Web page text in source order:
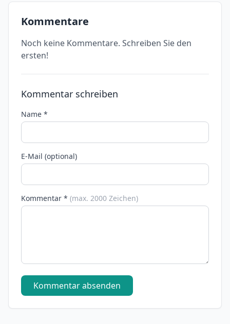
Kommentare
Noch keine Kommentare. Schreiben Sie den
ersten!
Kommentar schreiben
Name *
E-Mail (optional)
Kommentar * (max. 2000 Zeichen)
Kommentar absenden